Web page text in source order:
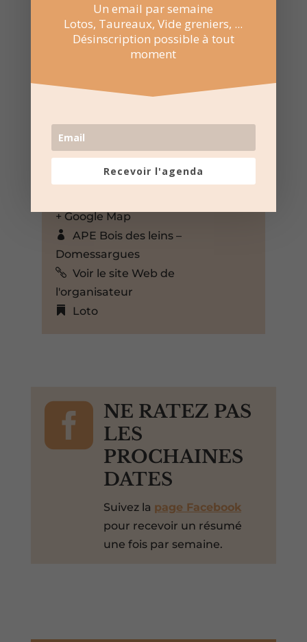
7 Fév 2026
Foyer Lucie Aubrac à
Domessargues
Chemin des Vignerons,
Domessargues, Gard, 30350,
+ Google Map
APE Bois des leins –
Domessargues
Voir le site Web de
l'organisateur
Loto

NE RATEZ PAS
LES
PROCHAINES
DATES
Suivez la page Facebook
pour recevoir un résumé
une fois par semaine.
Un email par semaine
Lotos, Taureaux, Vide greniers, ...
Désinscription possible à tout
moment
Recevoir l'agenda